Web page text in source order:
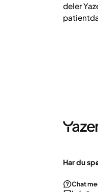
deler
Har du
Chat